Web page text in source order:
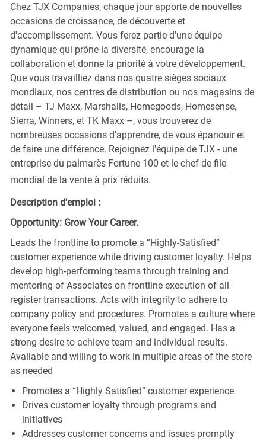
Chez TJX Companies, chaque jour apporte de nouvelles
occasions de croissance, de découverte et
d'accomplissement. Vous ferez partie d'une équipe
dynamique qui prône la diversité, encourage la
collaboration et donne la priorité à votre développement.
Que vous travailliez dans nos quatre sièges sociaux
mondiaux, nos centres de distribution ou nos magasins de
détail – TJ Maxx, Marshalls, Homegoods, Homesense,
Sierra, Winners, et TK Maxx –, vous trouverez de
nombreuses occasions d'apprendre, de vous épanouir et
de faire une différence. Rejoignez l'équipe de TJX - une
entreprise du palmarès Fortune 100 et le chef de file
mondial de la vente à prix réduits.
Description d'emploi :
Opportunity: Grow Your Career.
Leads the frontline to promote a “Highly-Satisfied”
customer experience while driving customer loyalty. Helps
develop high-performing teams through training and
mentoring of Associates on frontline execution of all
register transactions. Acts with integrity to adhere to
company policy and procedures. Promotes a culture where
everyone feels welcomed, valued, and engaged. Has a
strong desire to achieve team and individual results.
Available and willing to work in multiple areas of the store
as needed
Promotes a “Highly Satisfied” customer experience
Drives customer loyalty through programs and
initiatives
Addresses customer concerns and issues promptly